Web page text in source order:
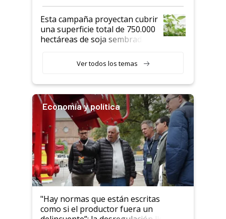
Esta campaña proyectan cubrir
una superficie total de 750.000
hectáreas de soja sembradas
variedades que marcan un
salto tecnológico en genética y
Ver todos los temas
Economía y política
"Hay normas que están escritas
como si el productor fuera un